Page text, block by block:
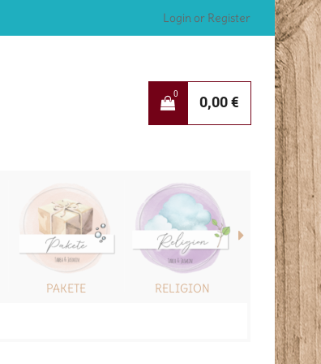
Login or Register
0 0,00€
PAKETE RELIGION